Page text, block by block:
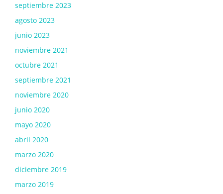
septiembre 2023
agosto 2023
junio 2023
noviembre 2021
octubre 2021
septiembre 2021
noviembre 2020
junio 2020
mayo 2020
abril 2020
marzo 2020
diciembre 2019
marzo 2019